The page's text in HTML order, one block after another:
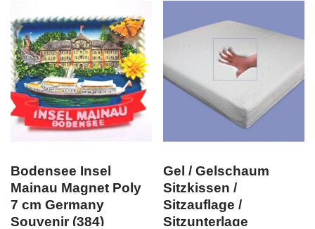
Bodensee Insel
Mainau Magnet Poly
7 cm Germany
Souvenir (384)
Gel / Gelschaum
Sitzkissen /
Sitzauflage /
Sitzunterlage